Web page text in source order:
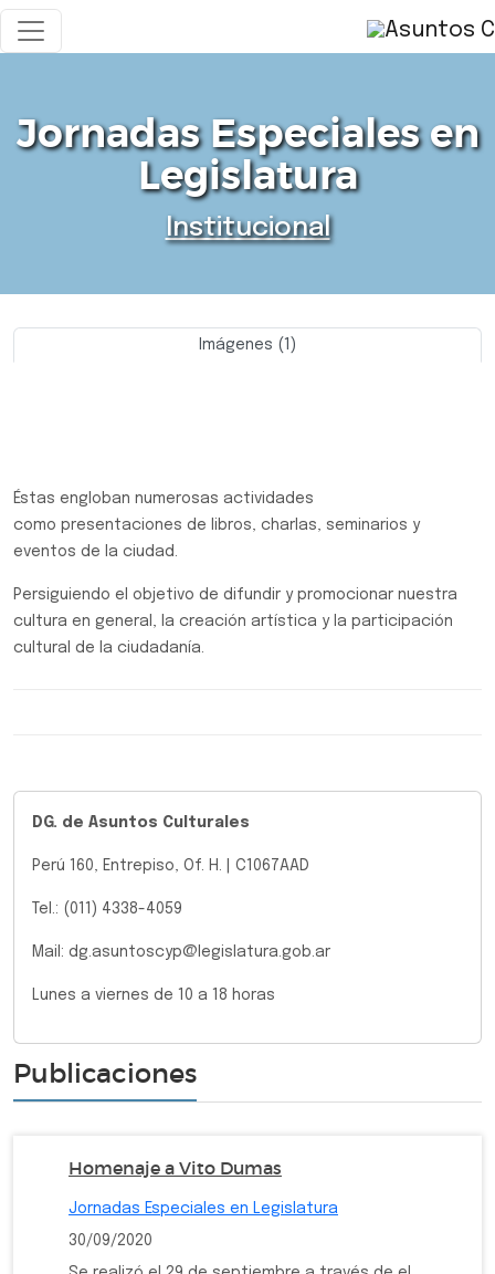
Jornadas Especiales en
Legislatura
Institucional
Imágenes (1)
Éstas engloban numerosas actividades
como presentaciones de libros, charlas, seminarios y
eventos de la ciudad.
Persiguiendo el objetivo de difundir y promocionar nuestra
cultura en general, la creación artística y la participación
cultural de la ciudadanía.
DG. de Asuntos Culturales
Perú 160, Entrepiso, Of. H. | C1067AAD
Tel.: (011) 4338-4059
Mail: dg.asuntoscyp@legislatura.gob.ar
Lunes a viernes de 10 a 18 horas
Publicaciones
Homenaje a Vito Dumas
Jornadas Especiales en Legislatura
30/09/2020